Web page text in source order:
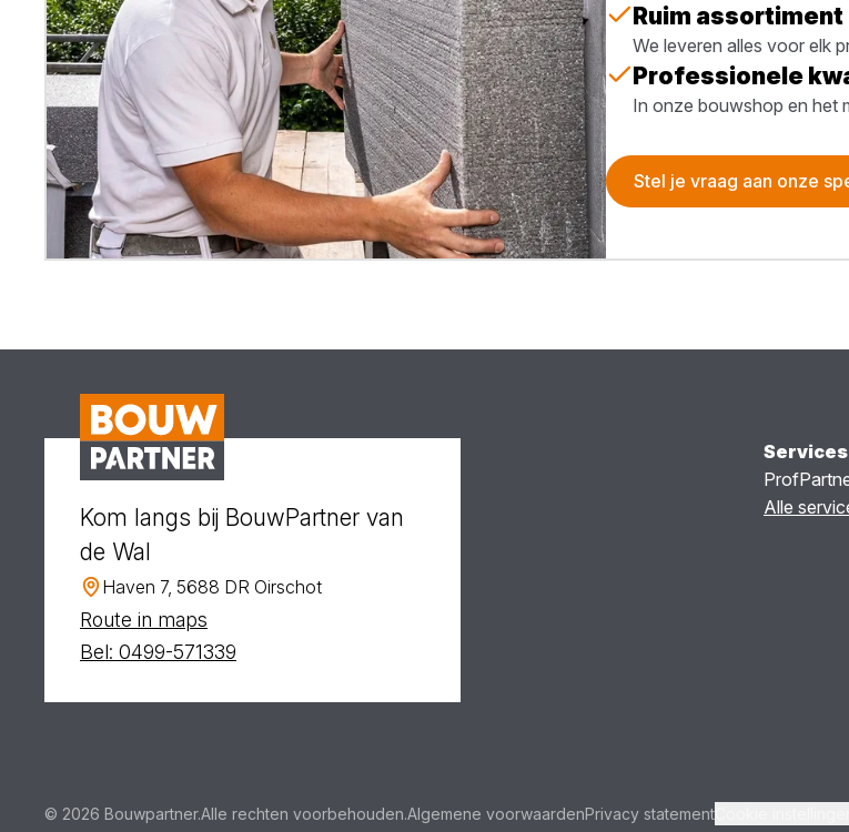
Ruim assortiment
We leveren alles voor elk
Professionele
In onze bouwshop en het
Stel je vraag aan onze
Kom langs bij BouwPartner van
de Wal
Haven 7, 5688 DR Oirschot
Route in maps
Bel: 0499-571339
Services
Alle
© 2026 Bouwpartner.Alle rechten voorbehouden.Algemene voorwaardenPrivacy statement